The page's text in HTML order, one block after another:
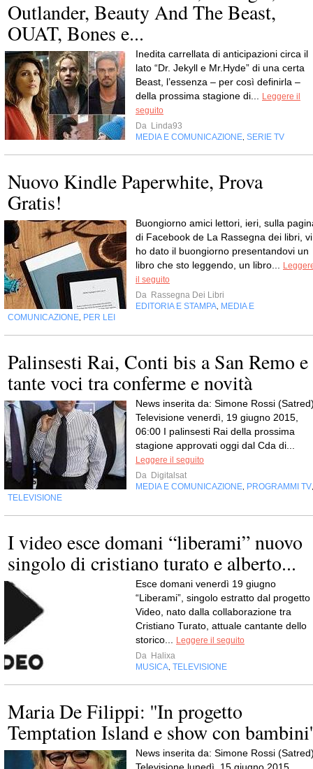
Outlander, Beauty And The Beast,
OUAT, Bones e...
Inedita carrellata di anticipazioni circa il
lato “Dr. Jekyll e Mr.Hyde” di una certa
Beast, l’essenza – per così definirla –
della prossima stagione di...
Leggere il
seguito
Da Linda93
MEDIA E COMUNICAZIONE SERIE TV
Nuovo Kindle Paperwhite, Prova
Gratis!
Buongiorno amici lettori, ieri, sulla
di Facebook de La Rassegna dei libri, vi
ho dato il buongiorno presentandovi un
libro che sto leggendo, un libro...
il seguito
Da Rassegna Dei Libri
EDITORIA E STAMPA MEDIA E
COMUNICAZIONE PER LEI
Palinsesti Rai, Conti bis a San Remo e
tante voci tra conferme e novità
News inserita da: Simone Rossi
Televisione venerdì, 19 giugno 2015,
06:00 I palinsesti Rai della prossima
stagione approvati oggi dal Cda di...
Leggere il seguito
Da Digitalsat
MEDIA E COMUNICAZIONE PROGRAMMI TV
TELEVISIONE
I video esce domani “liberami” nuovo
singolo di cristiano turato e alberto...
Esce domani venerdì 19 giugno
“Liberami”, singolo estratto dal progetto
Video, nato dalla collaborazione tra
Cristiano Turato, attuale cantante dello
storico...
Leggere il seguito
Da Halixa
MUSICA TELEVISIONE
Maria De Filippi: ''In progetto
Temptation Island e show con
News inserita da: Simone Rossi
Televisione lunedì, 15 giugno 2015,